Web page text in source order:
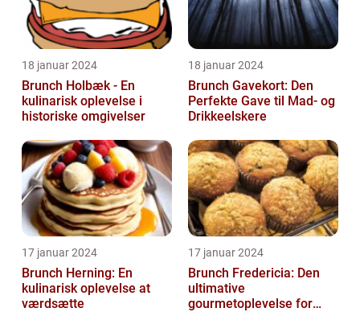
18 januar 2024
Brunch Holbæk - En
kulinarisk oplevelse i
historiske omgivelser
18 januar 2024
Brunch Gavekort: Den
Perfekte Gave til Mad- og
Drikkeelskere
17 januar 2024
Brunch Herning: En
kulinarisk oplevelse at
værdsætte
17 januar 2024
Brunch Fredericia: Den
ultimative
gourmetoplevelse for